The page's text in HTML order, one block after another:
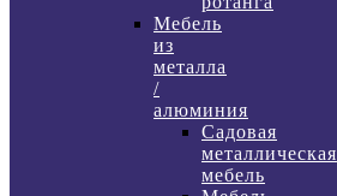
Мебель
из
металла
/
алюминия
Садовая
металлическая
мебель